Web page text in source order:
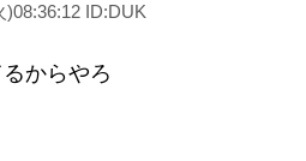
)08:36:12 ID:DUK
からやろ